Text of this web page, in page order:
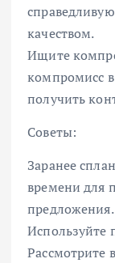
качеством.
Ищите
компромисс
получить
Советы:
Заранее
времени для
предложения.
Рассмотрите